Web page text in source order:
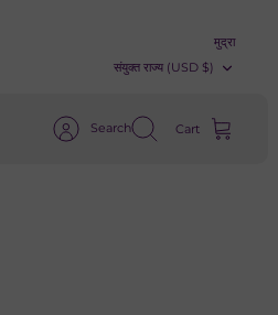
मुद्रा
संयुक्त राज्य (USD $)
Search Cart